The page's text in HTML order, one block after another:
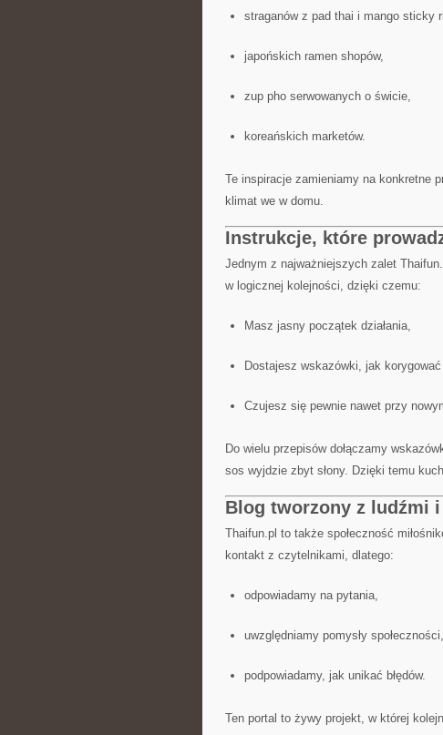
straganów z pad thai i mango sticky
japońskich ramen shopów,
zup pho serwowanych o świcie,
koreańskich marketów.
Te inspiracje zamieniamy na konkretne
klimat we w domu.
Instrukcje, które
Jednym z najważniejszych zalet
w logicznej kolejności, dzięki czemu:
Masz jasny początek działania,
Dostajesz wskazówki, jak
Czujesz się pewnie nawet przy
Do wielu przepisów dołączamy
sos wyjdzie zbyt słony. Dzięki temu
Blog tworzony z ludźmi
Thaifun.pl to także społeczność
kontakt z czytelnikami, dlatego:
odpowiadamy na pytania,
uwzględniamy pomysły społeczności,
podpowiadamy, jak unikać błędów.
Ten portal to żywy projekt, w której